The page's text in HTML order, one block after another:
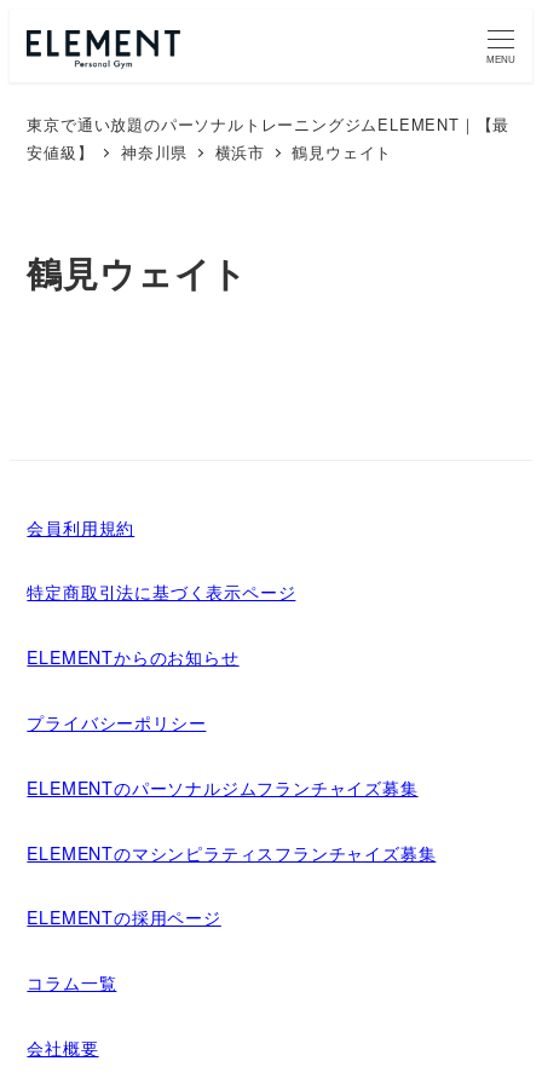
メ
イ
コ
ン
ツ
MENU
東京で通い放題のパーソナルトレーニングジムELEMENT｜【最
安値級】
神奈川県 横浜市 鶴見ウェイト
鶴見ウェイト
会員利用規約
特定商取引法に基づく表示ページ
ELEMENTからのお知らせ
プライバシーポリシー
ELEMENTのパーソナルジムフランチャイズ募集
ELEMENTのマシンピラティスフランチャイズ募集
ELEMENTの採用ページ
コラム一覧
会社概要